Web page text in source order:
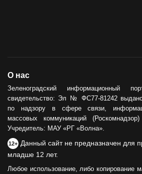
О нас
Зеленоградский информационный
свидетельство: Эл № ФС77-81242
по надзору в сфере связи,
массовых коммуникаций
Учредитель: МАУ «РГ «Волна».
12+ Данный сайт не предназначен для
младше 12 лет.
Любое использование, либо копирование